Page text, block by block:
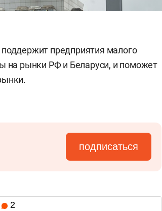
предприятия малого
на рынки РФ и Беларуси, и поможет
подписаться
2